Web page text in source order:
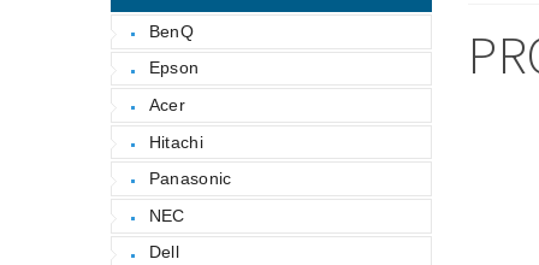
BenQ
Epson
Acer
Hitachi
Panasonic
NEC
Dell